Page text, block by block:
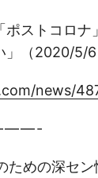
ポストコロ
」（2020/5/6
news/
— — -
めの深セン